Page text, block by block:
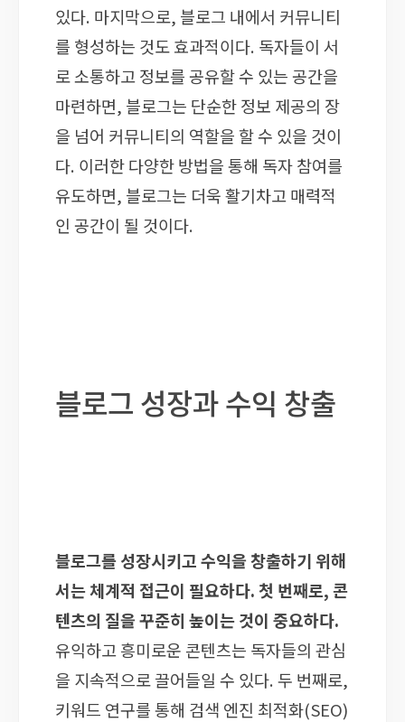
있다. 마지막으로, 블로그 내에서 커뮤니티
를 형성하는 것도 효과적이다. 독자들이 서
로 소통하고 정보를 공유할 수 있는 공간을
마련하면, 블로그는 단순한 정보 제공의 장
을 넘어 커뮤니티의 역할을 할 수 있을 것이
다. 이러한 다양한 방법을 통해 독자 참여를
유도하면, 블로그는 더욱 활기차고 매력적
인 공간이 될 것이다.
블로그 성장과 수익 창출
블로그를 성장시키고 수익을 창출하기 위해
서는 체계적 접근이 필요하다. 첫 번째로, 콘
텐츠의 질을 꾸준히 높이는 것이 중요하다.
유익하고 흥미로운 콘텐츠는 독자들의 관심
을 지속적으로 끌어들일 수 있다. 두 번째로,
키워드 연구를 통해 검색 엔진 최적화(SEO)